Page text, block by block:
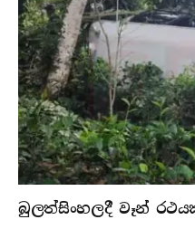
බුලත්සිංහලදී වෑන්